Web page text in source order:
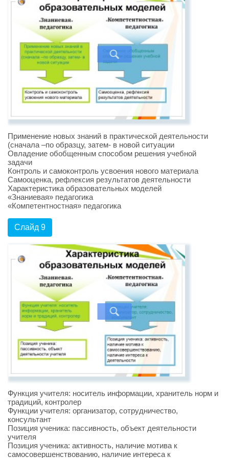
Применение новых знаний в практической деятельности
(сначала –по образцу, затем- в новой ситуации
Овладение обобщенным способом решения учебной
задачи
Контроль и самоконтроль усвоения нового материала
Самооценка, рефлексия результатов деятельности
Характеристика образовательных моделей
«Знаниевая» педагогика
«Компетентностная» педагогика
Слайд 9
Функция учителя: носитель информации, хранитель норм и
традиций, контролер
Функции учителя: организатор, сотрудничество,
консультант
Позиция ученика: пассивность, объект деятельности
учителя
Позиция ученика: активность, наличие мотива к
самосовершенствованию, наличие интереса к